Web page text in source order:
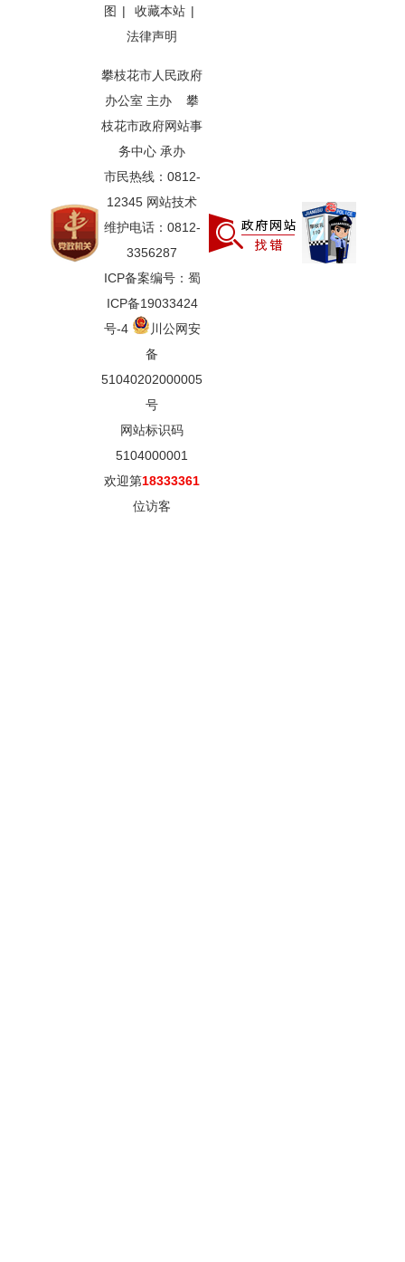
图 | 收藏本站 |
法律声明
攀枝花市人民政府
办公室 主办 攀
枝花市政府网站事
务中心 承办
市民热线：0812-
12345 网站技术
维护电话：0812-
3356287
ICP备案编号：蜀
ICP备19033424
号-4
川公网安
备
51040202000005
号
网站标识码
5104000001
欢迎第18333361
位访客